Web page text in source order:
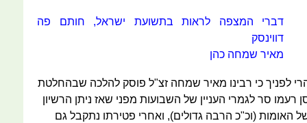
דברי המצפה לראות בתשועת ישראל, חותם פה
דווינסק
מאיר שמחה כהן
לפניך כי רבינו מאיר שמחה זצ"ל פוסק להלכה שבהחלטת
רעמו סר לגמרי העניין של השבועות מפני שאז ניתן הרשיון
האומות (וכ"כ הרבה גדולים), ואחרי פטירתו נתקבל גם